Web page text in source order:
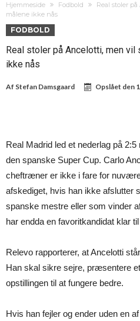
Arsenal klar til at bryde banken
Hjemmeside Fodbold
Real stoler
målene ikke nås
FODBOLD
Real stoler på Ancelotti, men vil
ikke nås
Af Stefan Damsgaard Opslået den
Real Madrid led et nederlag på
den spanske Super Cup. Carlo
cheftræner er ikke i fare for
afskediget, hvis han ikke afslutter
spanske mestre eller som vinder
har endda en favoritkandidat klar
Relevo rapporterer, at Ancelotti
Han skal sikre sejre, præsentere
opstillingen til at fungere bedre.
Hvis han fejler og ender uden en